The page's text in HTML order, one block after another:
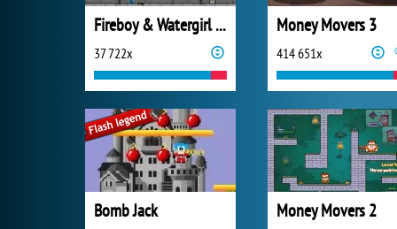
Fireboy & Watergirl 6: Fairy Tales
37 722x
Money Movers 3
414 651x
Bomb Jack Money Movers 2